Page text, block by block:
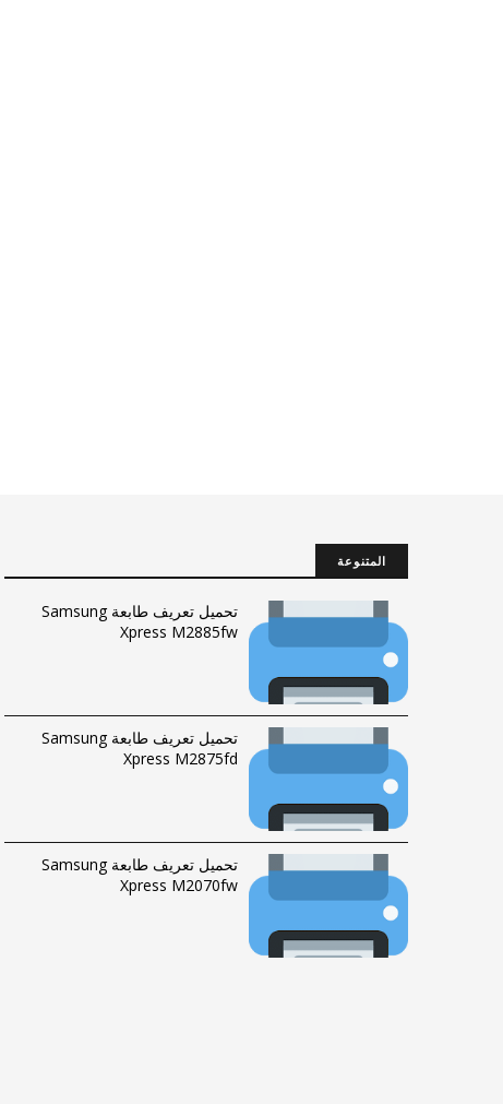
المتنوعة
تحميل تعريف طابعة Samsung
Xpress M2885fw
تحميل تعريف طابعة Samsung
Xpress M2875fd
تحميل تعريف طابعة Samsung
Xpress M2070fw